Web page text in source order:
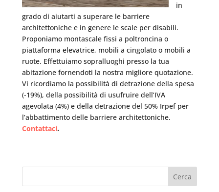
in
grado di aiutarti a superare le barriere
architettoniche e in genere le scale per disabili.
Proponiamo montascale fissi a poltroncina o
piattaforma elevatrice, mobili a cingolato o mobili a
ruote. Effettuiamo sopralluoghi presso la tua
abitazione fornendoti la nostra migliore quotazione.
Vi ricordiamo la possibilità di detrazione della spesa
(-19%), della possibilità di usufruire dell’IVA
agevolata (4%) e della detrazione del 50% Irpef per
l’abbattimento delle barriere architettoniche.
Contattaci.